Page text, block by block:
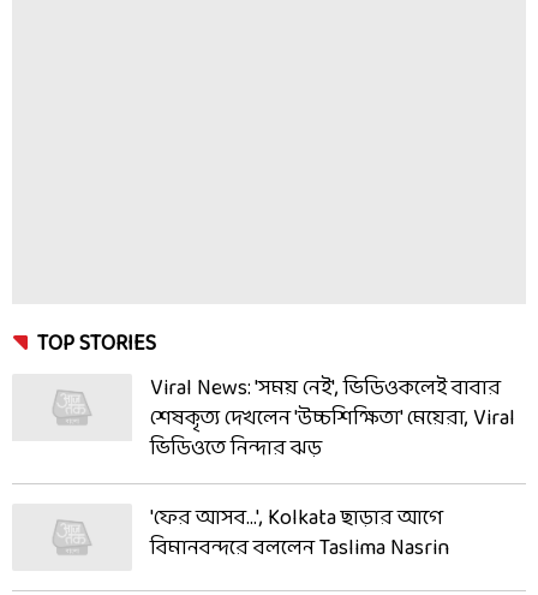
TOP STORIES
Viral News: 'সময় নেই', ভিডিওকলেই বাবার
শেষকৃত্য দেখলেন 'উচ্চশিক্ষিতা' মেয়েরা, Viral
ভিডিওতে নিন্দার ঝড়
'ফের আসব...', Kolkata ছাড়ার আগে
বিমানবন্দরে বললেন Taslima Nasrin